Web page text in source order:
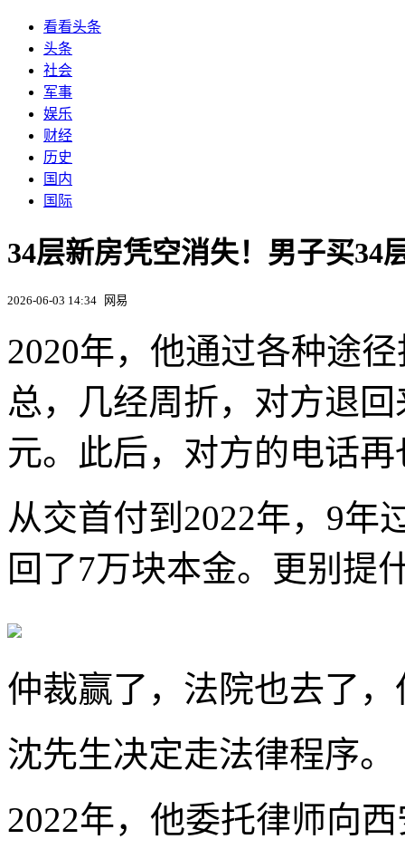
看看头条
头条
社会
军事
娱乐
财经
历史
国内
国际
34层新房凭空消失！男子买34
2026-06-03 14:34 网易
2020年，他通过各种途
总，几经周折，对方退
元。此后，对方的电话
从交首付到2022年，9年
回了7万块本金。更别提
仲裁赢了，法院也去了
沈先生决定走法律程序。
2022年，他委托律师向